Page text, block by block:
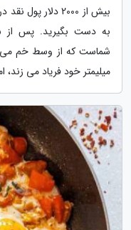
بیش از 2000 دلار
به دست بگیرید. پس از
شماست که از وسط خم می
میلیمتر خود فریاد می زند،